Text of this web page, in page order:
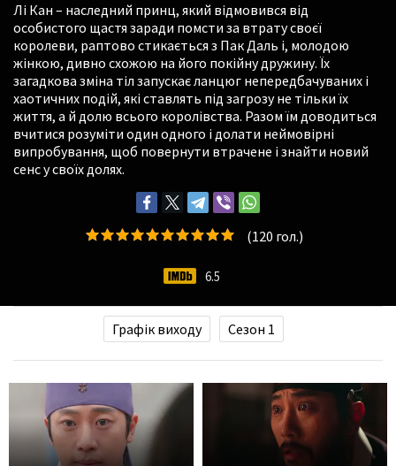
Лі Кан – наследний принц, який відмовився від
особистого щастя заради помсти за втрату своєї
королеви, раптово стикається з Пак Даль і, молодою
жінкою, дивно схожою на його покійну дружину. Їх
загадкова зміна тіл запускає ланцюг непередбачуваних і
хаотичних подій, які ставлять під загрозу не тільки їх
життя, а й долю всього королівства. Разом їм доводиться
вчитися розуміти один одного і долати неймовірні
випробування, щоб повернути втрачене і знайти новий
сенс у своїх долях.
(120 гол.)
6.5
Графік виходу Сезон 1